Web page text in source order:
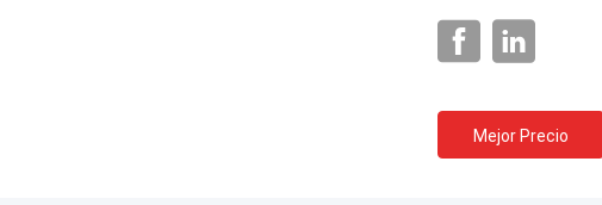
Mejor Precio